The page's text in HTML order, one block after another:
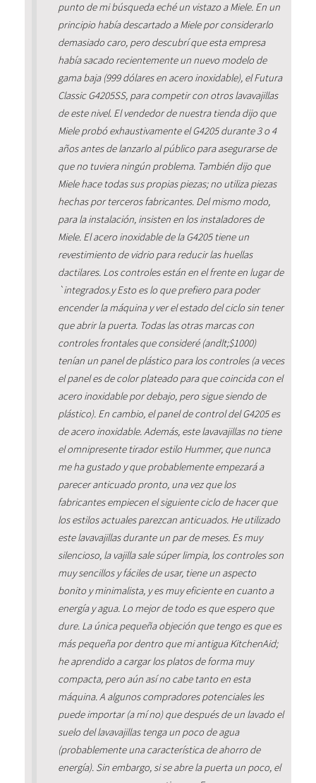
punto de mi búsqueda eché un vistazo a Miele. En un
principio había descartado a Miele por considerarlo
demasiado caro, pero descubrí que esta empresa
había sacado recientemente un nuevo modelo de
gama baja (999 dólares en acero inoxidable), el Futura
Classic G4205SS, para competir con otros lavavajillas
de este nivel. El vendedor de nuestra tienda dijo que
Miele probó exhaustivamente el G4205 durante 3 o 4
años antes de lanzarlo al público para asegurarse de
que no tuviera ningún problema. También dijo que
Miele hace todas sus propias piezas; no utiliza piezas
hechas por terceros fabricantes. Del mismo modo,
para la instalación, insisten en los instaladores de
Miele. El acero inoxidable de la G4205 tiene un
revestimiento de vidrio para reducir las huellas
dactilares. Los controles están en el frente en lugar de
`integrados.y Esto es lo que prefiero para poder
encender la máquina y ver el estado del ciclo sin tener
que abrir la puerta. Todas las otras marcas con
controles frontales que consideré (andlt;$1000)
tenían un panel de plástico para los controles (a veces
el panel es de color plateado para que coincida con el
acero inoxidable por debajo, pero sigue siendo de
plástico). En cambio, el panel de control del G4205 es
de acero inoxidable. Además, este lavavajillas no tiene
el omnipresente tirador estilo Hummer, que nunca
me ha gustado y que probablemente empezará a
parecer anticuado pronto, una vez que los
fabricantes empiecen el siguiente ciclo de hacer que
los estilos actuales parezcan anticuados. He utilizado
este lavavajillas durante un par de meses. Es muy
silencioso, la vajilla sale súper limpia, los controles son
muy sencillos y fáciles de usar, tiene un aspecto
bonito y minimalista, y es muy eficiente en cuanto a
energía y agua. Lo mejor de todo es que espero que
dure. La única pequeña objeción que tengo es que es
más pequeña por dentro que mi antigua KitchenAid;
he aprendido a cargar los platos de forma muy
compacta, pero aún así no cabe tanto en esta
máquina. A algunos compradores potenciales les
puede importar (a mí no) que después de un lavado el
suelo del lavavajillas tenga un poco de agua
(probablemente una característica de ahorro de
energía). Sin embargo, si se abre la puerta un poco, el